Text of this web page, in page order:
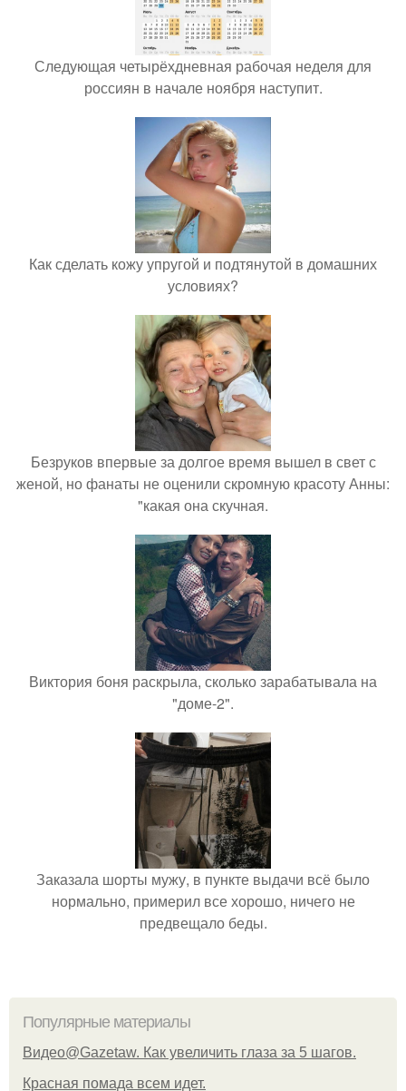
Следующая четырёхдневная рабочая неделя для
россиян в начале ноября наступит.
Как сделать кожу упругой и подтянутой в домашних
условиях?
Безруков впервые за долгое время вышел в свет с
женой, но фанаты не оценили скромную красоту Анны:
"какая она скучная.
Виктория боня раскрыла, сколько зарабатывала на
"доме-2".
Заказала шорты мужу, в пункте выдачи всё было
нормально, примерил все хорошо, ничего не
предвещало беды.
Популярные материалы
Видео@Gazetaw. Как увеличить глаза за 5 шагов.
Красная помада всем идет.